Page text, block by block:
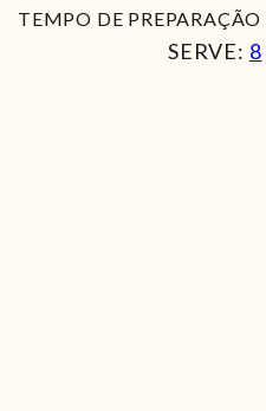
TEMPO DE PREPARAÇÃO
SERVE: 8